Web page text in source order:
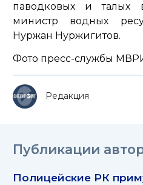
паводковых и талых
министр водных
Нуржан Нуржигитов.
Фото пресс-службы
Редакция
Публикации
Полицейские РК